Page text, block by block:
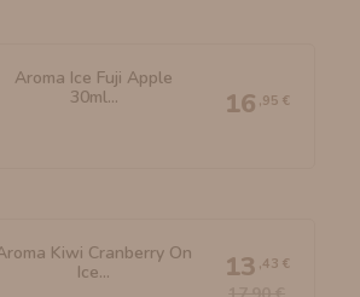
Aroma Ice Fuji Apple
30ml...
16 ,95 €
Kiwi Cranberry On
Ice...
13 ,43 €